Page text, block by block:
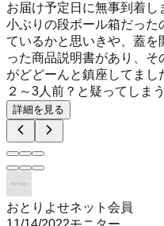
お届け予定日に無事到着
小ぶりの段ボール箱だった
ているかと思いきや、蓋を
った商品説明書があり、
がどどーんと鎮座してま
２～3人前？と疑ってしま
詳細を見る
おとりよせネット会員